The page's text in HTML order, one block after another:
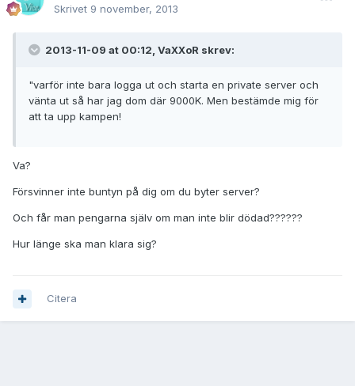
Skrivet 9 november, 2013
2013-11-09 at 00:12, VaXXoR skrev:
"varför inte bara logga ut och starta en private server och
vänta ut så har jag dom där 9000K. Men bestämde mig för
att ta upp kampen!
Va?
Försvinner inte buntyn på dig om du byter server?
Och får man pengarna själv om man inte blir dödad??????
Hur länge ska man klara sig?
Citera